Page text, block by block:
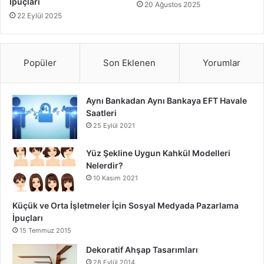
Renk ve Doku Kullanımı
duvarlarınızın daha çekici ve dikkat çekici olmasını sağlar.
Renkli boyalar veya dokulu kaplamalar kullanarak
duvarlarınıza farklı bir hava katabilirsiniz.
Renkli Boyalar:Duvarlarınızı canlı renklerle boyayarak
bahçenize enerjik bir atmosfer katabilirsiniz. Pastel tonlar,
bahçenize huzur ve dinginlik getirirken, canlı renkler
dinamizm ve neşe katar.
Doğal Taş Kaplamalar:Doğal taş kaplamalar, duvarlarınıza
rustik ve sofistike bir görünüm kazandırır. Özellikle
duvarlarınıza zarafet katar.
22 Eylül 2025
20 Ağustos 2025
Popüler Son Eklenen Yorumlar
Aynı Bankadan Aynı Bankaya EFT Havale
Saatleri
25 Eylül 2021
Yüz Şekline Uygun Kahkül Modelleri
Nelerdir?
10 Kasım 2021
Küçük ve Orta İşletmeler İçin Sosyal Medyada Pazarlama
İpuçları
15 Temmuz 2015
Dekoratif Ahşap Tasarımları
28 Eylül 2014